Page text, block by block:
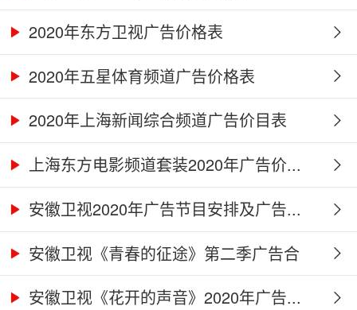
2020年东方卫视广告价格表
2020年五星体育频道广告价格表
2020年上海新闻综合频道广告价目表
上海东方电影频道套装2020年广告价...
安徽卫视2020年广告节目安排及广告...
安徽卫视《青春的征途》第二季广告合
作...安徽卫视《花开的声音》2020年广告...